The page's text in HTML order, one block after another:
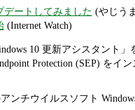
デートしてみました (やじう
(Internet Watch)
10 更新アシスタント
Protection (SEP) を
チウイルスソフト